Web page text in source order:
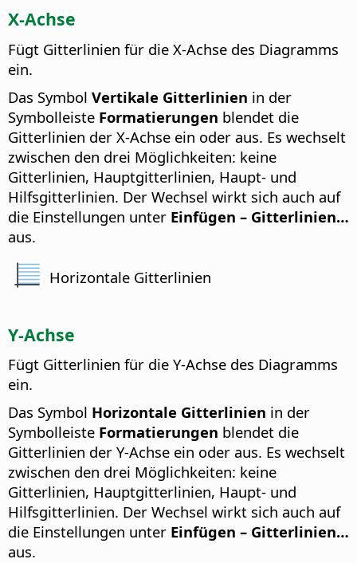
X-Achse
Fügt Gitterlinien für die X-Achse des Diagramms
ein.
Das Symbol Vertikale Gitterlinien in der
Symbolleiste Formatierungen blendet die
Gitterlinien der X-Achse ein oder aus. Es wechselt
zwischen den drei Möglichkeiten: keine
Gitterlinien, Hauptgitterlinien, Haupt- und
Hilfsgitterlinien. Der Wechsel wirkt sich auch auf
die Einstellungen unter Einfügen – Gitterlinien…
aus.
Horizontale Gitterlinien
Y-Achse
Fügt Gitterlinien für die Y-Achse des Diagramms
ein.
Das Symbol Horizontale Gitterlinien in der
Symbolleiste Formatierungen blendet die
Gitterlinien der Y-Achse ein oder aus. Es wechselt
zwischen den drei Möglichkeiten: keine
Gitterlinien, Hauptgitterlinien, Haupt- und
Hilfsgitterlinien. Der Wechsel wirkt sich auch auf
die Einstellungen unter Einfügen – Gitterlinien…
aus.